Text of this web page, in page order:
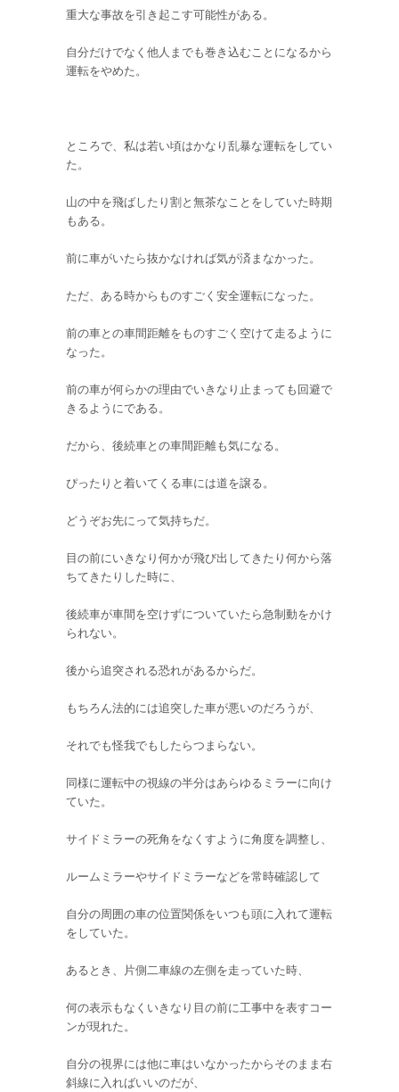
重大な事故を引き起こす可能性がある。
自分だけでなく他人までも巻き込むことになるから
運転をやめた。
ところで、私は若い頃はかなり乱暴な運転をしてい
た。
山の中を飛ばしたり割と無茶なことをしていた時期
もある。
前に車がいたら抜かなければ気が済まなかった。
ただ、ある時からものすごく安全運転になった。
前の車との車間距離をものすごく空けて走るように
なった。
前の車が何らかの理由でいきなり止まっても回避で
きるようにである。
だから、後続車との車間距離も気になる。
ぴったりと着いてくる車には道を譲る。
どうぞお先にって気持ちだ。
目の前にいきなり何かが飛び出してきたり何から落
ちてきたりした時に、
後続車が車間を空けずについていたら急制動をかけ
られない。
後から追突される恐れがあるからだ。
もちろん法的には追突した車が悪いのだろうが、
それでも怪我でもしたらつまらない。
同様に運転中の視線の半分はあらゆるミラーに向け
ていた。
サイドミラーの死角をなくすように角度を調整し、
ルームミラーやサイドミラーなどを常時確認して
自分の周囲の車の位置関係をいつも頭に入れて運転
をしていた。
あるとき、片側二車線の左側を走っていた時、
何の表示もなくいきなり目の前に工事中を表すコー
ンが現れた。
自分の視界には他に車はいなかったからそのまま右
斜線に入ればいいのだが、